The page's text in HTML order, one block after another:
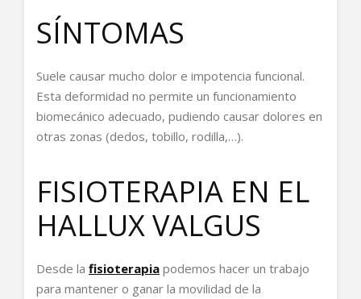
SÍNTOMAS
Suele causar mucho dolor e impotencia funcional.
Esta deformidad no permite un funcionamiento
biomecánico adecuado, pudiendo causar dolores en
otras zonas (dedos, tobillo, rodilla,…).
FISIOTERAPIA EN EL
HALLUX VALGUS
Desde la fisioterapia podemos hacer un trabajo
para mantener o ganar la movilidad de la